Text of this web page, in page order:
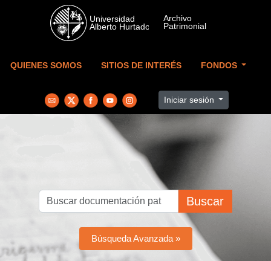
Skip to main content
QUIENES SOMOS SITIOS DE INTERÉS FONDOS
Iniciar sesión
Buscar
Búsqueda Avanzada »